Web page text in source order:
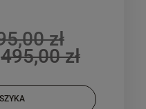
zł
495,00 zł